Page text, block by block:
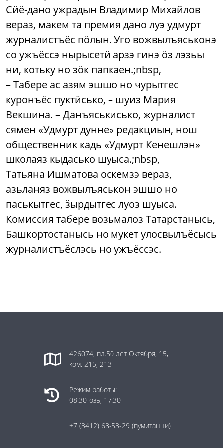
Сӥё-дано ужрадын Владимир Михайлов
вераз, макем та премия дано луэ удмурт
журналистъёс пӧлын. Уго вожвылъяськонэ
со ужъёссэ нырысетӥ арзэ гинэ ӧз лэзьы
ни, котьку но зӧк папкаен.;nbsp,
– Табере ас азям эшшо но чурытгес
куронъёс пуктӥсько, – шуиз Мария
Векшина. – Данъяськисько, журналист
сямен «Удмурт дунне» редакциын, нош
общественник кадь «Удмурт Кенешлэн»
школаяз кыдасько шуыса.;nbsp,
Татьяна Ишматова оскемзэ вераз,
азьланяз вожвылъяськон эшшо но
паськытгес, ӟырдытгес луоз шуыса.
Комиссия табере возьмалоз Татарстанысь,
Башкортостанысь но мукет улосвылъёсысь
журналистъёслэсь но ужъёссэс.
426074, пл.50 лет Октября, 15,
ком. 215, 213
Режим работы:
08:30-озь, 17:30
+7 (3412) 68-53-29 (пумитанни)